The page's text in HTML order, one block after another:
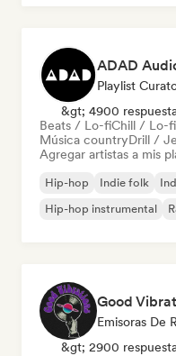
ADAD
Playlist
&gt; 4900
Beats / Lo-fiChill / Lo-
Música countryDrill /
Agregar artistas a mis
Hip-hop Indie folk
Hip-hop instrumental
Good
Emisoras De
&gt; 2900